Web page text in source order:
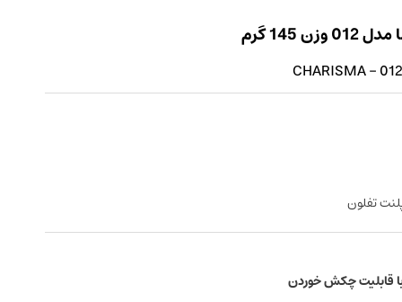
گرم
CHARISMA -
تفلون
قابلیت چکش خوردن